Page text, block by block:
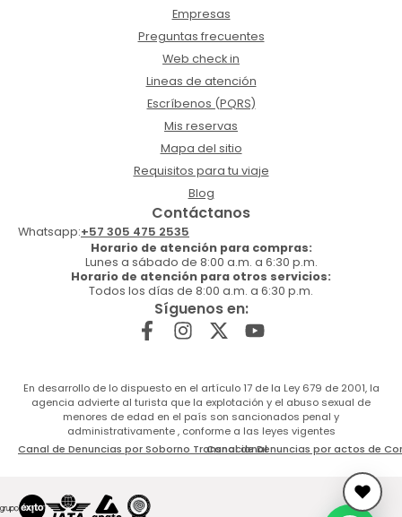
Empresas
Preguntas frecuentes
Web check in
Lineas de atención
Escríbenos (PQRS)
Mis reservas
Mapa del sitio
Requisitos para tu viaje
Blog
Contáctanos
Whatsapp:+57 305 475 2535
Horario de atención para compras:
Lunes a sábado de 8:00 a.m. a 6:30 p.m.
Horario de atención para otros servicios:
Todos los días de 8:00 a.m. a 6:30 p.m.
Síguenos en:
En desarrollo de lo dispuesto en el artículo 17 de la Ley 679 de 2001, la
agencia advierte al turista que la explotación y el abuso sexual de
menores de edad en el país son sancionados penal y
administrativamente , conforme a las leyes vigentes
Canal de Denuncias por Soborno TransnacionalCanal de Denuncias por actos de